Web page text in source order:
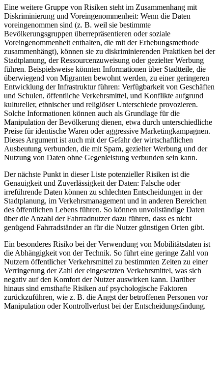
Eine weitere Gruppe von Risiken steht im Zusammenhang mit
Diskriminierung und Voreingenommenheit: Wenn die Daten
voreingenommen sind (z. B. weil sie bestimmte
Bevölkerungsgruppen überrepräsentieren oder soziale
Voreingenommenheit enthalten, die mit der Erhebungsmethode
zusammenhängt), können sie zu diskriminierenden Praktiken bei der
Stadtplanung, der Ressourcenzuweisung oder gezielter Werbung
führen. Beispielsweise könnten Informationen über Stadtteile, die
überwiegend von Migranten bewohnt werden, zu einer geringeren
Entwicklung der Infrastruktur führen: Verfügbarkeit von Geschäften
und Schulen, öffentliche Verkehrsmittel, und Konflikte aufgrund
kultureller, ethnischer und religiöser Unterschiede provozieren.
Solche Informationen können auch als Grundlage für die
Manipulation der Bevölkerung dienen, etwa durch unterschiedliche
Preise für identische Waren oder aggressive Marketingkampagnen.
Dieses Argument ist auch mit der Gefahr der wirtschaftlichen
Ausbeutung verbunden, die mit Spam, gezielter Werbung und der
Nutzung von Daten ohne Gegenleistung verbunden sein kann.
Der nächste Punkt in dieser Liste potenzieller Risiken ist die
Genauigkeit und Zuverlässigkeit der Daten: Falsche oder
irreführende Daten können zu schlechten Entscheidungen in der
Stadtplanung, im Verkehrsmanagement und in anderen Bereichen
des öffentlichen Lebens führen. So können unvollständige Daten
über die Anzahl der Fahrradnutzer dazu führen, dass es nicht
genügend Fahrradständer an für die Nutzer günstigen Orten gibt.
Ein besonderes Risiko bei der Verwendung von Mobilitätsdaten ist
die Abhängigkeit von der Technik. So führt eine geringe Zahl von
Nutzern öffentlicher Verkehrsmittel zu bestimmten Zeiten zu einer
Verringerung der Zahl der eingesetzten Verkehrsmittel, was sich
negativ auf den Komfort der Nutzer auswirken kann. Darüber
hinaus sind ernsthafte Risiken auf psychologische Faktoren
zurückzuführen, wie z. B. die Angst der betroffenen Personen vor
Manipulation oder Kontrollverlust bei der Entscheidungsfindung.